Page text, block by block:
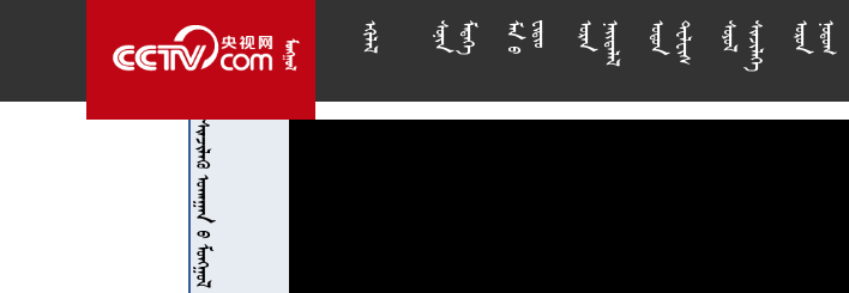
 








    









  







  











  






 